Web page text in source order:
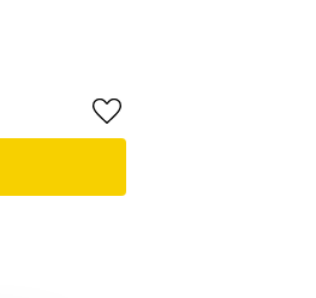
Lägg till i favoriter